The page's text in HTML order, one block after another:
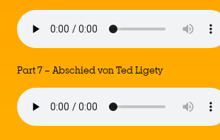
Part 7 – Abschied von Ted Ligety